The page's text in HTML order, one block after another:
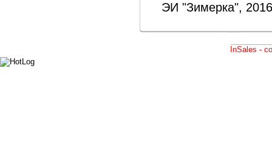
ЭИ "Зимерка",
InSales -